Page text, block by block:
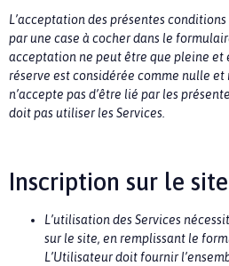
L’acceptation des présentes
par une case à cocher dans le
acceptation ne peut être que pleine et
réserve est considérée comme nulle et
n’accepte pas d’être lié par les
doit pas utiliser les Services.
Inscription sur le site
L’utilisation des Services
sur le site, en remplissant le
L’Utilisateur doit fournir